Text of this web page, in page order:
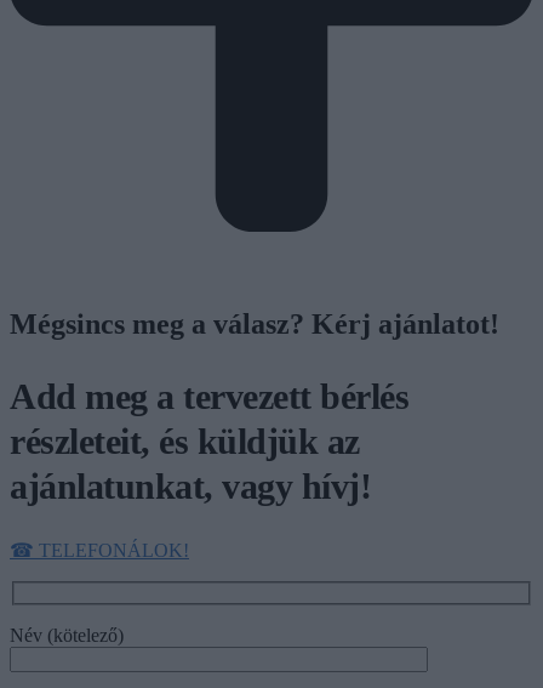
Mégsincs meg a válasz? Kérj ajánlatot!
Add meg a tervezett bérlés
részleteit, és küldjük az
ajánlatunkat, vagy hívj!
☎︎ TELEFONÁLOK!
Név (kötelező)